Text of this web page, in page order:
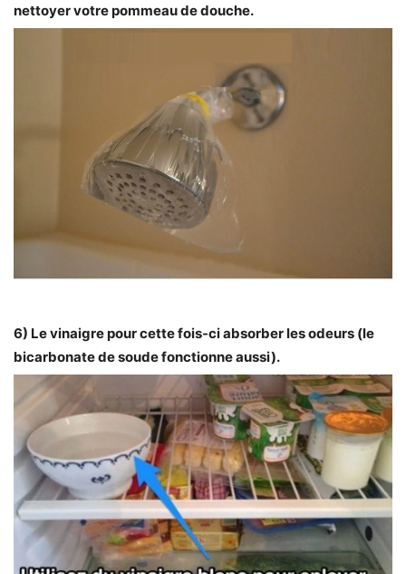
nettoyer votre pommeau de douche.
6) Le vinaigre pour cette fois-ci absorber les odeurs (le
bicarbonate de soude fonctionne aussi).